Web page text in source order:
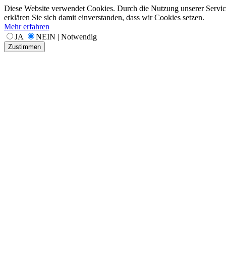
Diese Website verwendet Cookies. Durch die Nutzung unserer
erklären Sie sich damit einverstanden, dass wir Cookies setzen.
Mehr erfahren
JA
NEIN | Notwendig
Zustimmen